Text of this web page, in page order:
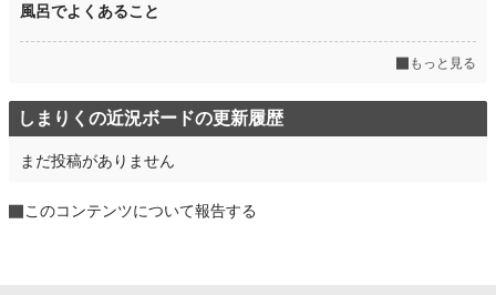
風呂でよくあること
もっと見る
しまりくの近況ボードの更新履歴
まだ投稿がありません
このコンテンツについて報告する